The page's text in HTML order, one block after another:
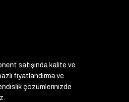
satışında kalite ve
fiyatlandırma ve
çözümlerinizde